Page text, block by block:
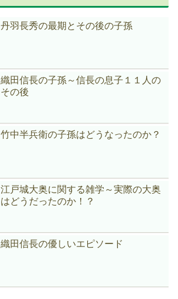
丹羽長秀の最期とその後の子孫
織田信長の子孫～信長の息子１１人の
その後
竹中半兵衛の子孫はどうなったのか？
江戸城大奥に関する雑学～実際の大奥
はどうだったのか！？
織田信長の優しいエピソード